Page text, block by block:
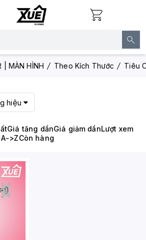
| MÀN HÌNH Theo Kích Thước Tiêu
hiệu
Giá tăng dầnGiá giảm dầnLượt xem
>ZCòn hàng